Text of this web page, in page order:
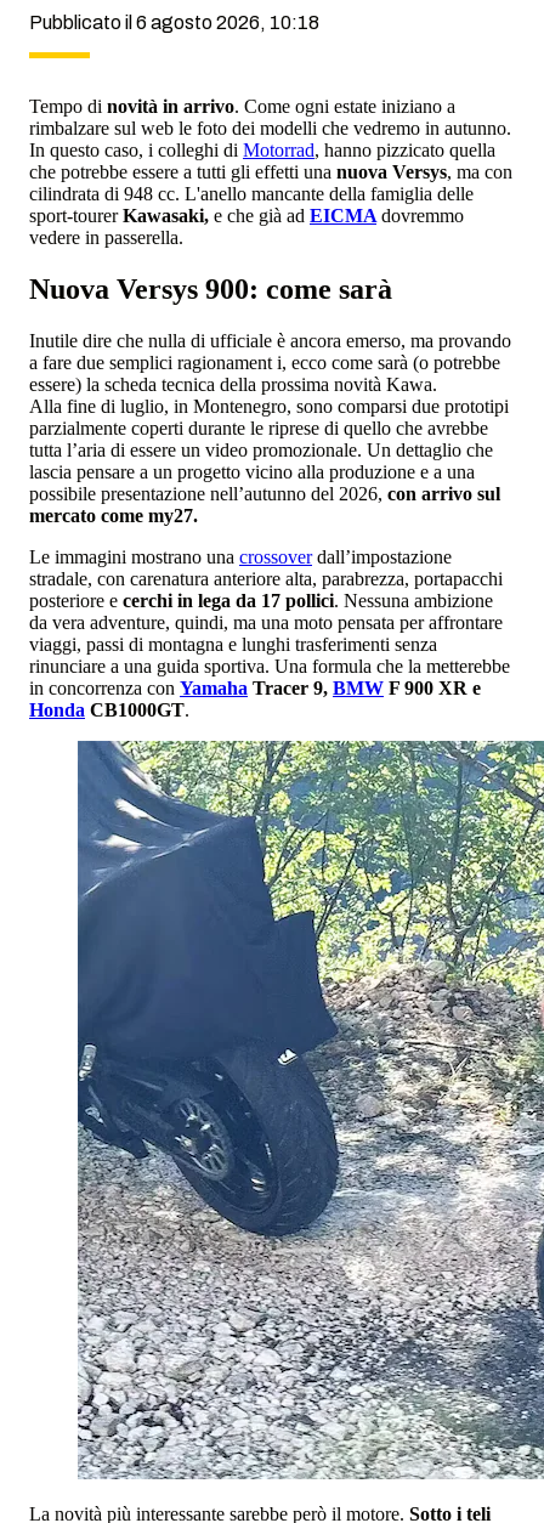
Pubblicato il 6 agosto 2026, 10:18
Tempo di novità in arrivo. Come ogni estate iniziano a
rimbalzare sul web le foto dei modelli che vedremo in autunno.
In questo caso, i colleghi di Motorrad, hanno pizzicato quella
che potrebbe essere a tutti gli effetti una nuova Versys, ma con
cilindrata di 948 cc. L'anello mancante della famiglia delle
sport-tourerKawasaki, e che già ad EICMA dovremmo
vedere in passerella.
Nuova Versys 900: come sarà
Inutile dire che nulla di ufficiale è ancora emerso, ma provando
a fare due semplici ragionament i, ecco come sarà (o potrebbe
essere) la scheda tecnica della prossima novità Kawa.
Alla fine di luglio, in Montenegro, sono comparsi due prototipi
parzialmente coperti durante le riprese di quello che avrebbe
tutta l’aria di essere un video promozionale. Un dettaglio che
lascia pensare a un progetto vicino alla produzione e a una
possibile presentazione nell’autunno del 2026, con arrivo sul
mercato come my27.
Le immagini mostrano una crossoverdall’impostazione
stradale, con carenatura anteriore alta, parabrezza, portapacchi
posteriore e cerchi in lega da 17 pollici. Nessuna ambizione
da vera adventure, quindi, ma una moto pensata per affrontare
viaggi, passi di montagna e lunghi trasferimenti senza
rinunciare a una guida sportiva. Una formula che la metterebbe
in concorrenza con Yamaha Tracer 9, BMW F 900 XR e
Honda CB1000GT.
La novità più interessante sarebbe però il motore. Sotto i teli